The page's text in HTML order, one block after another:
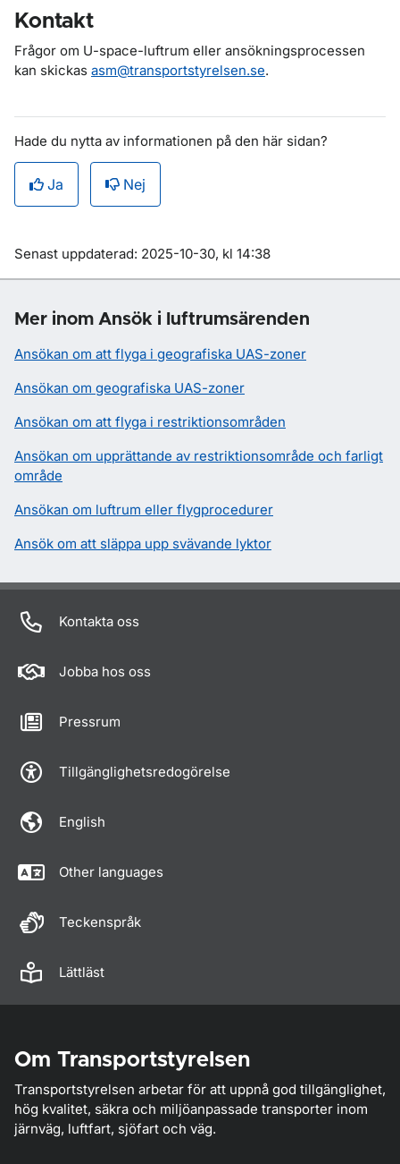
Kontakt
Frågor om U-space-luftrum eller ansökningsprocessen
kan skickas asm@transportstyrelsen.se.
Hade du nytta av informationen på den här sidan?
Ja Nej
Om sidan
Senast uppdaterad: 2025-10-30, kl 14:38
Mer inom Ansök i luftrumsärenden
Ansökan om att flyga i geografiska UAS-zoner
Ansökan om geografiska UAS-zoner
Ansökan om att flyga i restriktionsområden
Ansökan om upprättande av restriktionsområde och farligt
område
Ansökan om luftrum eller flygprocedurer
Ansök om att släppa upp svävande lyktor
Kontakta oss
Jobba hos oss
Pressrum
Tillgänglighetsredogörelse
English
Other languages
Teckenspråk
Lättläst
Om Transportstyrelsen
Transportstyrelsen arbetar för att uppnå god tillgänglighet,
hög kvalitet, säkra och miljöanpassade transporter inom
järnväg, luftfart, sjöfart och väg.